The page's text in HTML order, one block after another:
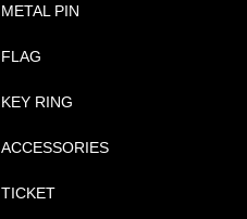
METAL PIN
FLAG
KEY RING
ACCESSORIES
TICKET